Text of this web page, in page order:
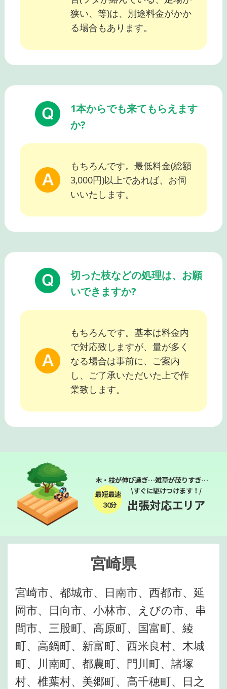
狭い、等)は、別途料金がかか
る場合もあります。
1本からでも来てもらえます
か?
もちろんです。最低料金(総額
3,000円)以上であれば、お伺
いいたします。
切った枝などの処理は、お願
いできますか?
もちろんです。基本は料金内
で対応致しますが、量が多く
なる場合は事前に、ご案内
し、ご了承いただいた上で作
業致します。
木・枝が伸び過ぎ…雑草が茂りすぎ…
最短最速
３０分
\すぐに駆けつけます！/
出張対応エリア
宮崎県
宮崎市、都城市、日南市、西都市、延
岡市、日向市、小林市、えびの市、串
間市、三股町、高原町、国富町、綾
町、高鍋町、新富町、西米良村、木城
町、川南町、都農町、門川町、諸塚
村、椎葉村、美郷町、高千穂町、日之